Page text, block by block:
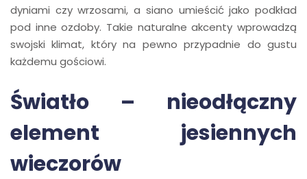
dyniami czy wrzosami, a siano umieścić jako podkład
pod inne ozdoby. Takie naturalne akcenty wprowadzą
swojski klimat, który na pewno przypadnie do gustu
każdemu gościowi.
Światło – nieodłączny
element jesiennych
wieczorów